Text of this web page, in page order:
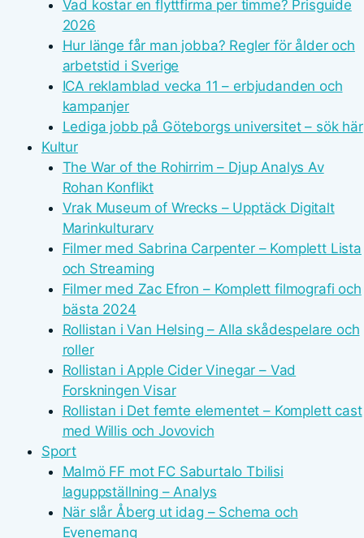
Vad kostar en flyttfirma per timme? Prisguide
2026
Hur länge får man jobba? Regler för ålder och
arbetstid i Sverige
ICA reklamblad vecka 11 – erbjudanden och
kampanjer
Lediga jobb på Göteborgs universitet – sök här
Kultur
The War of the Rohirrim – Djup Analys Av
Rohan Konflikt
Vrak Museum of Wrecks – Upptäck Digitalt
Marinkulturarv
Filmer med Sabrina Carpenter – Komplett Lista
och Streaming
Filmer med Zac Efron – Komplett filmografi och
bästa 2024
Rollistan i Van Helsing – Alla skådespelare och
roller
Rollistan i Apple Cider Vinegar – Vad
Forskningen Visar
Rollistan i Det femte elementet – Komplett cast
med Willis och Jovovich
Sport
Malmö FF mot FC Saburtalo Tbilisi
laguppställning – Analys
När slår Åberg ut idag – Schema och
Evenemang